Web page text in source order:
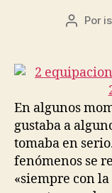
Autor
entrada
Por
En algunos
gustaba a
tomaba en
fenómenos se
«siempre con